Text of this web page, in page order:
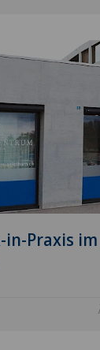
in-Praxis